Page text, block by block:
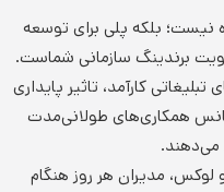
نیست؛ بلکه پلی برای توسعه
برندینگ سازمانی شماست.
کارآمد، تاثیر پایداری
همکاری‌های طولانی‌مدت
می‌دهند.
مدیران هر روز هنگام